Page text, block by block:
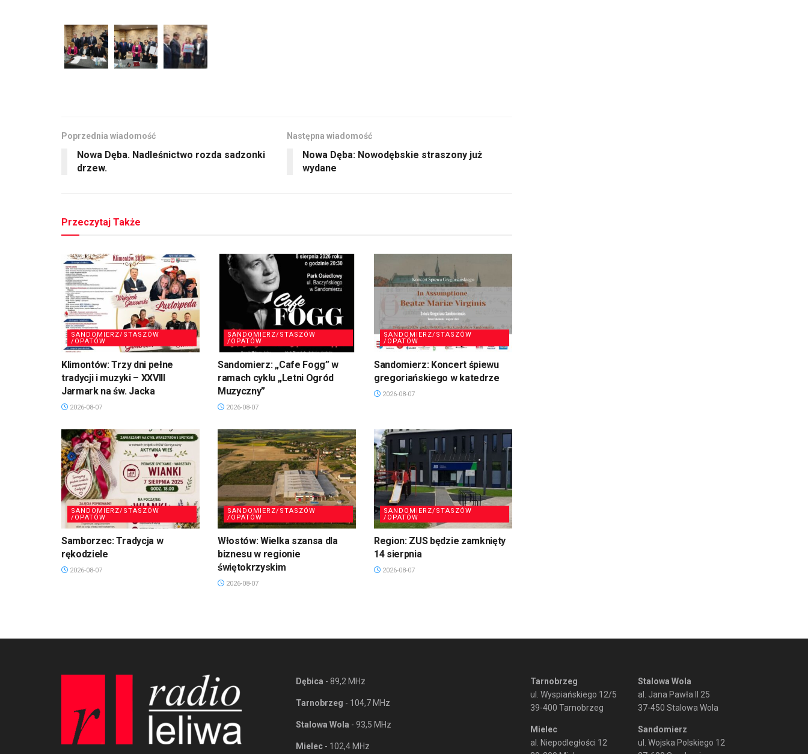
Poprzednia wiadomość
Nowa Dęba. Nadleśnictwo rozda sadzonki
drzew.
Następna wiadomość
Nowa Dęba: Nowodębskie straszony już
wydane
Przeczytaj Także
SANDOMIERZ/STASZÓW
/OPATÓW
Klimontów: Trzy dni pełne
tradycji i muzyki – XXVIII
Jarmark na św. Jacka
2026-08-07
SANDOMIERZ/STASZÓW
/OPATÓW
Sandomierz: „Cafe Fogg” w
ramach cyklu „Letni Ogród
Muzyczny”
2026-08-07
SANDOMIERZ/STASZÓW
/OPATÓW
Sandomierz: Koncert śpiewu
gregoriańskiego w katedrze
2026-08-07
SANDOMIERZ/STASZÓW
/OPATÓW
Samborzec: Tradycja w
rękodziele
2026-08-07
SANDOMIERZ/STASZÓW
/OPATÓW
Włostów: Wielka szansa dla
biznesu w regionie
świętokrzyskim
2026-08-07
SANDOMIERZ/STASZÓW
/OPATÓW
Region: ZUS będzie zamknięty
14 sierpnia
2026-08-07
Dębica - 89,2 MHz
Tarnobrzeg - 104,7 MHz
Stalowa Wola - 93,5 MHz
Mielec - 102,4 MHz
Tarnobrzeg
ul. Wyspiańskiego 12/5
39-400 Tarnobrzeg
Mielec
al. Niepodległości 12
Stalowa Wola
al. Jana Pawła II 25
37-450 Stalowa Wola
Sandomierz
ul. Wojska Polskiego 12